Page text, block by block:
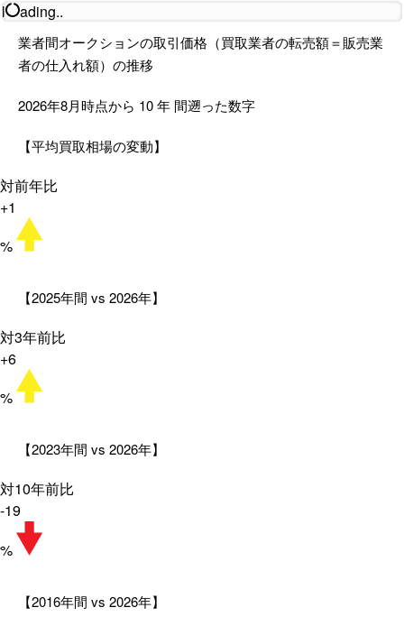
l ading..
業者間オークションの取引価格（買取業者の転売額＝販売業
者の仕入れ額）の推移
2026年8月時点から 10年 間遡った数字
【平均買取相場の変動】
対前年比
+1
%
【2025年間 vs 2026年】
対3年前比
+6
%
【2023年間 vs 2026年】
対10年前比
-19
%
【2016年間 vs 2026年】